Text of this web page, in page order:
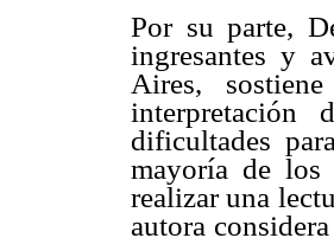
Por su parte,
ingresantes y
Aires,
interpretación
dificultades
mayoría de los
realizar una
autora